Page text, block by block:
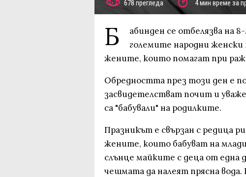
678 прегледа 4 мин време за
Б
абинден се отбелязва на
големите народни
жените, които помагат при
Обредността през този ден е
засвидетелстват почит и
са "бабували" на родилките.
Празникът е свързан с редица
жените, които бабуват на
слънце майките с деца от една
чешмата да налеят прясна